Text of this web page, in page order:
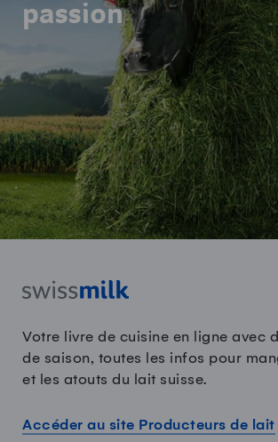
passion
Votre livre de cuisine en ligne avec
de saison, toutes les infos pour
et les atouts du lait suisse.
Accéder au site Producteurs de lait